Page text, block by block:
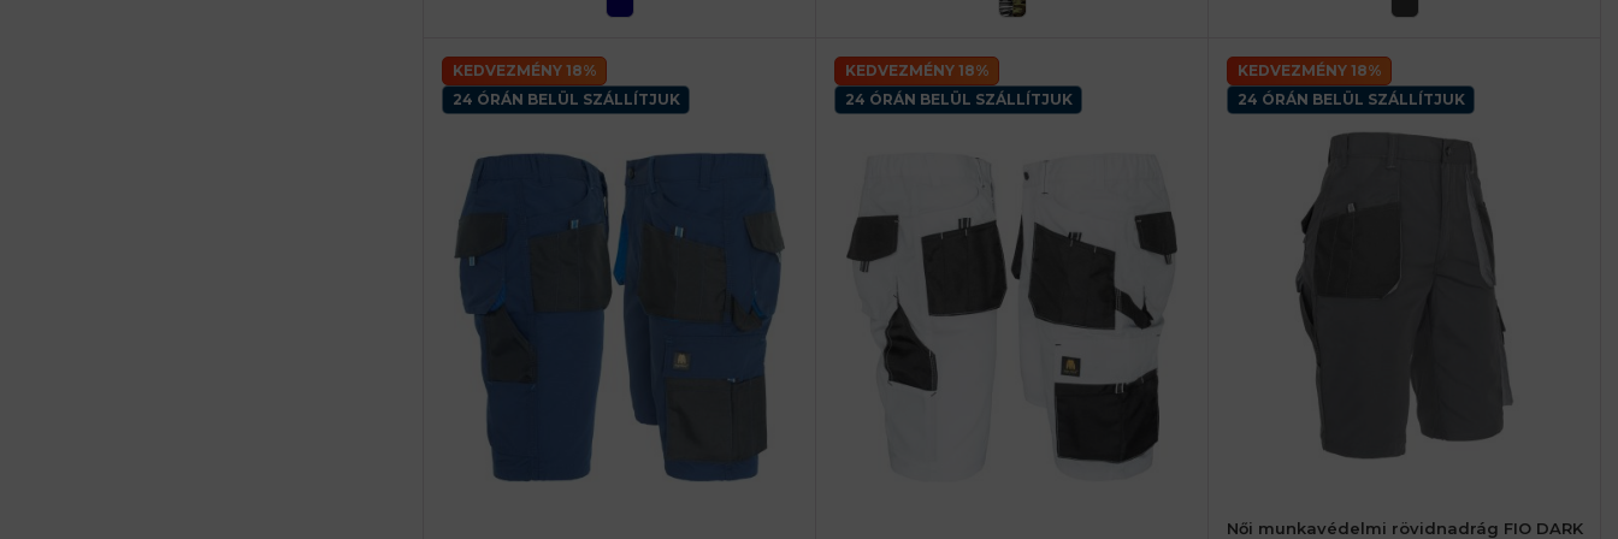
KEDVEZMÉNY 18%
24 ÓRÁN BELÜL SZÁLLÍTJUK
KEDVEZMÉNY 18%
24 ÓRÁN BELÜL SZÁLLÍTJUK
KEDVEZMÉNY 18%
24 ÓRÁN BELÜL SZÁLLÍTJUK
Női munkavédelmi rövidnadrág FIO DARK